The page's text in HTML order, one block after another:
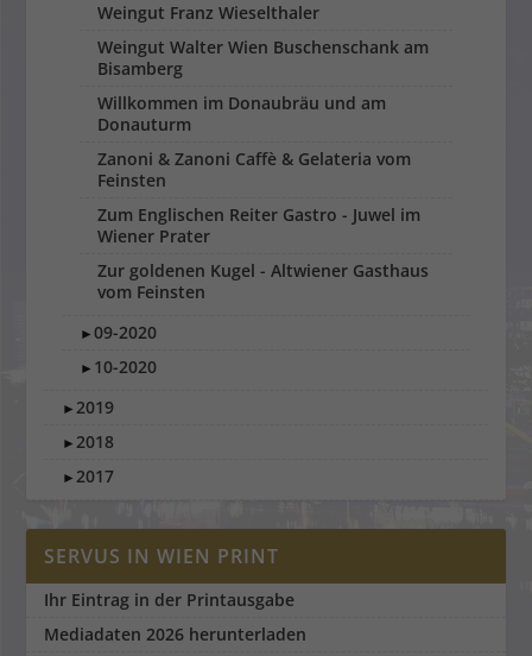
Weingut Franz Wieselthaler
Weingut Walter Wien Buschenschank am
Bisamberg
Willkommen im Donaubräu und am
Donauturm
Zanoni & Zanoni Caffè & Gelateria vom
Feinsten
Zum Englischen Reiter Gastro - Juwel im
Wiener Prater
Zur goldenen Kugel - Altwiener Gasthaus
vom Feinsten
►09-2020
► 10-2020
►2019
►2018
►2017
SERVUS IN WIEN PRINT
Ihr Eintrag in der Printausgabe
Mediadaten 2026 herunterladen